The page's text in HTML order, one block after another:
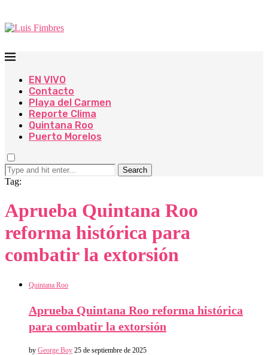
EN VIVO
Contacto
Playa del Carmen
Reporte Clima
Quintana Roo
Puerto Morelos
Search
Tag:
Aprueba Quintana Roo
reforma histórica para
combatir la extorsión
Quintana Roo
Aprueba Quintana Roo reforma histórica
para combatir la extorsión
by George Boy 25 de septiembre de 2025